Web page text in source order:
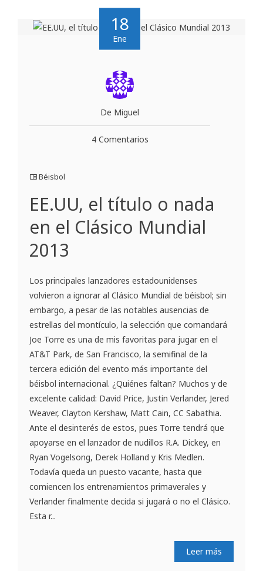
18
Ene
De Miguel
4 Comentarios
Béisbol
EE.UU, el título o nada
en el Clásico Mundial
2013
Los principales lanzadores estadounidenses
volvieron a ignorar al Clásico Mundial de béisbol; sin
embargo, a pesar de las notables ausencias de
estrellas del montículo, la selección que comandará
Joe Torre es una de mis favoritas para jugar en el
AT&T Park, de San Francisco, la semifinal de la
tercera edición del evento más importante del
béisbol internacional. ¿Quiénes faltan? Muchos y de
excelente calidad: David Price, Justin Verlander, Jered
Weaver, Clayton Kershaw, Matt Cain, CC Sabathia.
Ante el desinterés de estos, pues Torre tendrá que
apoyarse en el lanzador de nudillos R.A. Dickey, en
Ryan Vogelsong, Derek Holland y Kris Medlen.
Todavía queda un puesto vacante, hasta que
comiencen los entrenamientos primaverales y
Verlander finalmente decida si jugará o no el Clásico.
Esta r...
Leer más